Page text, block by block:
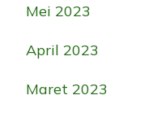
Mei 2023
April 2023
Maret 2023